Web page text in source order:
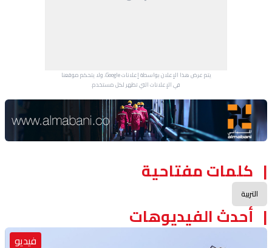
يتم عرض هذا الإعلان بواسطة إعلانات Google، ولا يتحكم موقعنا
في الإعلانات التي تظهر لكل مستخدم.
Advertisement Section
كلمات مفتاحية
التربية
أحدث الفيديوهات
فيديو